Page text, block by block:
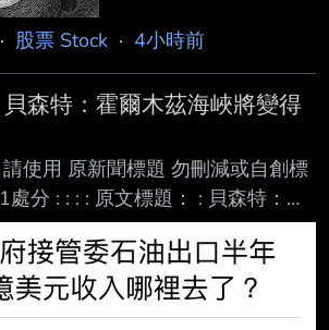
股票 Stock · 4小時前
森特：霍爾木茲海峽將變得
使用 原新聞標題 勿刪減或自創標
分 : : : : 原文標題： : 貝森特：霍
變得無關緊要 : 請勿刪減或自創標
處分，此行請刪除 : : 原文連結： :
b5/26/8/8/n1482
: 網址超過一行，請用縮網址，